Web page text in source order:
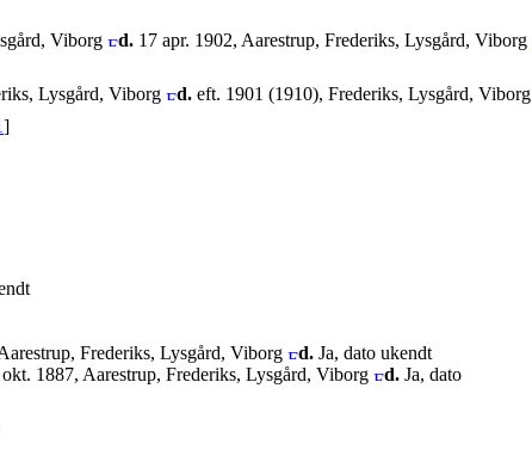
Viborg d. 17 apr. 1902, Aarestrup, Frederiks, Lysgård, Viborg
Lysgård, Viborg d. eft. 1901 (1910), Frederiks, Lysgård, Viborg
]
Frederiks, Lysgård, Viborg d. Ja, dato ukendt
okt. 1887, Aarestrup, Frederiks, Lysgård, Viborg d. Ja, dato